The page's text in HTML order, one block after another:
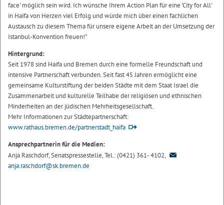
face' möglich sein wird. Ich wünsche Ihrem Action Plan für eine 'City for All'
in Haifa von Herzen viel Erfolg und würde mich über einen fachlichen
Austausch zu diesem Thema für unsere eigene Arbeit an der Umsetzung der
Istanbul-Konvention freuen!"
Hintergrund:
Seit 1978 sind Haifa und Bremen durch eine formelle Freundschaft und
intensive Partnerschaft verbunden. Seit fast 45 Jahren ermöglicht eine
gemeinsame Kulturstiftung der beiden Städte mit dem Staat Israel die
Zusammenarbeit und kulturelle Teilhabe der religiösen und ethnischen
Minderheiten an der jüdischen Mehrheitsgesellschaft.
Mehr Informationen zur Städtepartnerschaft:
www.rathaus.bremen.de/partnerstadt_haifa
Ansprechpartnerin für die Medien:
Anja Raschdorf, Senatspressestelle, Tel.: (0421) 361- 4102,
anja.raschdorf@sk.bremen.de